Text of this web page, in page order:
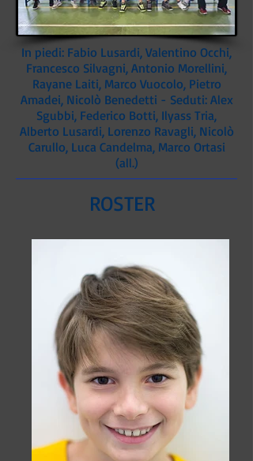
In piedi: Fabio Lusardi, Valentino Occhi,
Francesco Silvagni, Antonio Morellini,
Rayane Laiti, Marco Vuocolo, Pietro
Amadei, Nicolò Benedetti - Seduti: Alex
Sgubbi, Federico Botti, Ilyass Tria,
Alberto Lusardi, Lorenzo Ravagli, Nicolò
Carullo, Luca Candelma, Marco Ortasi
(all.)
ROSTER